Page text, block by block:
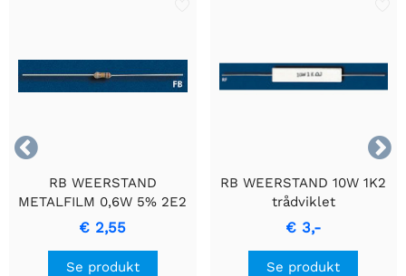


RB WEERSTAND
METALFILM 0,6W 5% 2E2
- Holdbar
Præcisionsmodstand
€ 2,55
Se produkt
RB WEERSTAND 10W 1K2
trådviklet
cementmodstand med
keramisk hus.
€ 3,-
Se produkt